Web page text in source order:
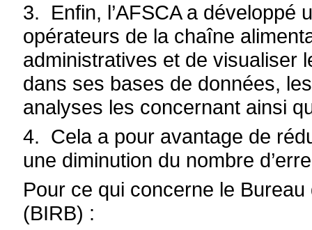
3. Enfin, l’AFSCA a développé
opérateurs de la chaîne
administratives et de visualiser
dans ses bases de données,
analyses les concernant ainsi
4. Cela a pour avantage de
une diminution du nombre
Pour ce qui concerne le Bureau
(BIRB) :